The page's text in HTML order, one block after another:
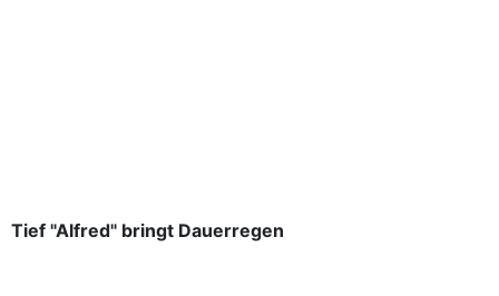
Tief "Alfred" bringt Dauerregen